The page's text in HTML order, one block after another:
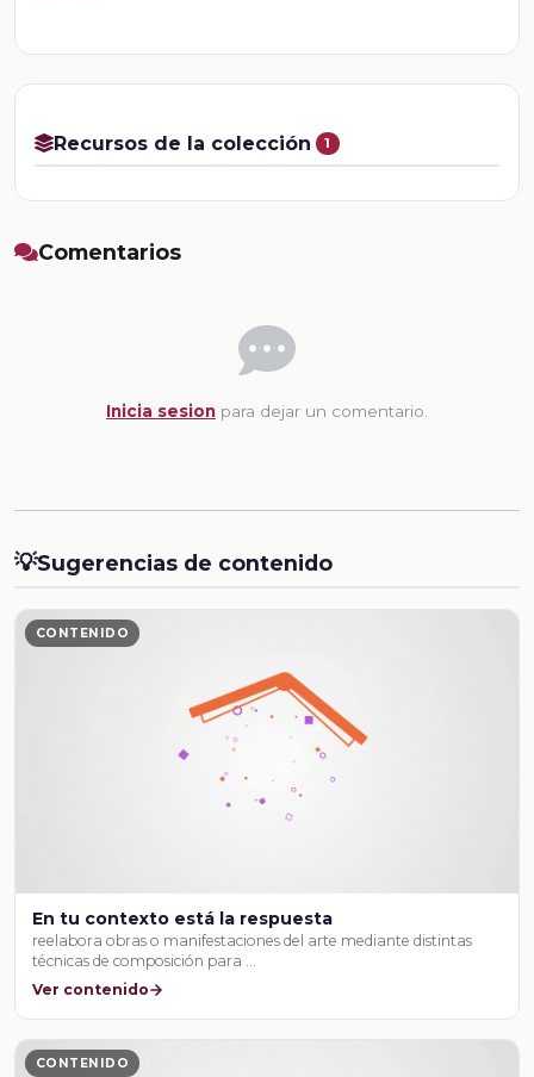
Recursos de la colección 1
Comentarios
Inicia sesion para dejar un comentario.
💡Sugerencias de contenido
CONTENIDO
En tu contexto está la respuesta
reelabora obras o manifestaciones del arte mediante distintas
técnicas de composición para …
Ver contenido
CONTENIDO